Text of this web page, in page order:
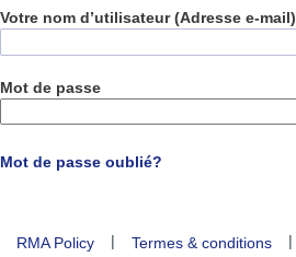
Votre nom d’utilisateur (Adresse e-mail)
Mot de passe
Mot de passe oublié?
RMA Policy | Termes & conditions
|